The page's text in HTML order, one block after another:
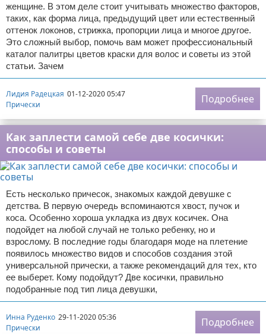
женщине. В этом деле стоит учитывать множество факторов,
таких, как форма лица, предыдущий цвет или естественный
оттенок локонов, стрижка, пропорции лица и многое другое.
Это сложный выбор, помочь вам может профессиональный
каталог палитры цветов краски для волос и советы из этой
статьи. Зачем
Лидия Радецкая 01-12-2020 05:47
Прически
Подробнее
Как заплести самой себе две косички:
способы и советы
Есть несколько причесок, знакомых каждой девушке с
детства. В первую очередь вспоминаются хвост, пучок и
коса. Особенно хороша укладка из двух косичек. Она
подойдет на любой случай не только ребенку, но и
взрослому. В последние годы благодаря моде на плетение
появилось множество видов и способов создания этой
универсальной прически, а также рекомендаций для тех, кто
ее выберет. Кому подойдут? Две косички, правильно
подобранные под тип лица девушки,
Инна Руденко 29-11-2020 05:36
Прически
Подробнее